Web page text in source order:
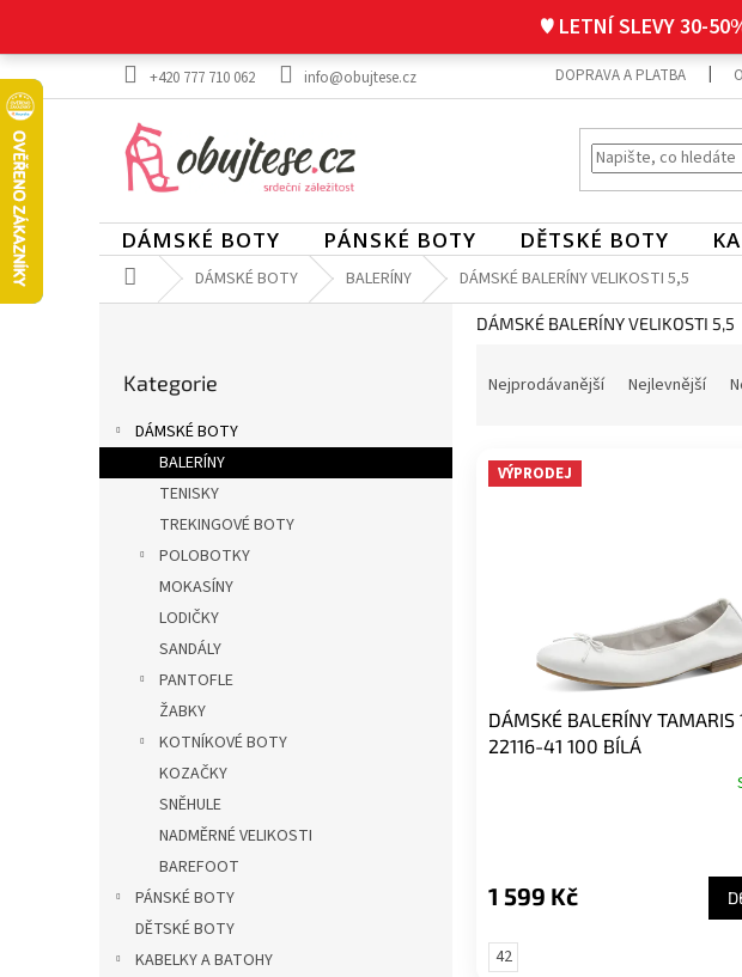
obsah
♥ LETNÍ SLEVY 30-
+420 777 710 062 info@obujtese.cz DOPRAVA A PLATBA
DÁMSKÉ BOTY PÁNSKÉ BOTY DĚTSKÉ BOTY
Domů DÁMSKÉ BOTY BALERÍNY DÁMSKÉ BALERÍNY VELIKOSTI 5,5
a
n
kategorie
Kategorie
DÁMSKÉ BOTY
BALERÍNY
TENISKY
TREKINGOVÉ BOTY
POLOBOTKY
MOKASÍNY
LODIČKY
SANDÁLY
PANTOFLE
ŽABKY
KOTNÍKOVÉ BOTY
KOZAČKY
SNĚHULE
NADMĚRNÉ VELIKOSTI
BAREFOOT
PÁNSKÉ BOTY
DĚTSKÉ BOTY
KABELKY A BATOHY
DÁMSKÉ BALERÍNY VELIKOSTI 5,5
n
Nejprodávanější Nejlevnější
V VÝPRODEJ
DÁMSKÉ BALERÍNY TAMARIS
22116-41 100 BÍLÁ
1 599 Kč
42